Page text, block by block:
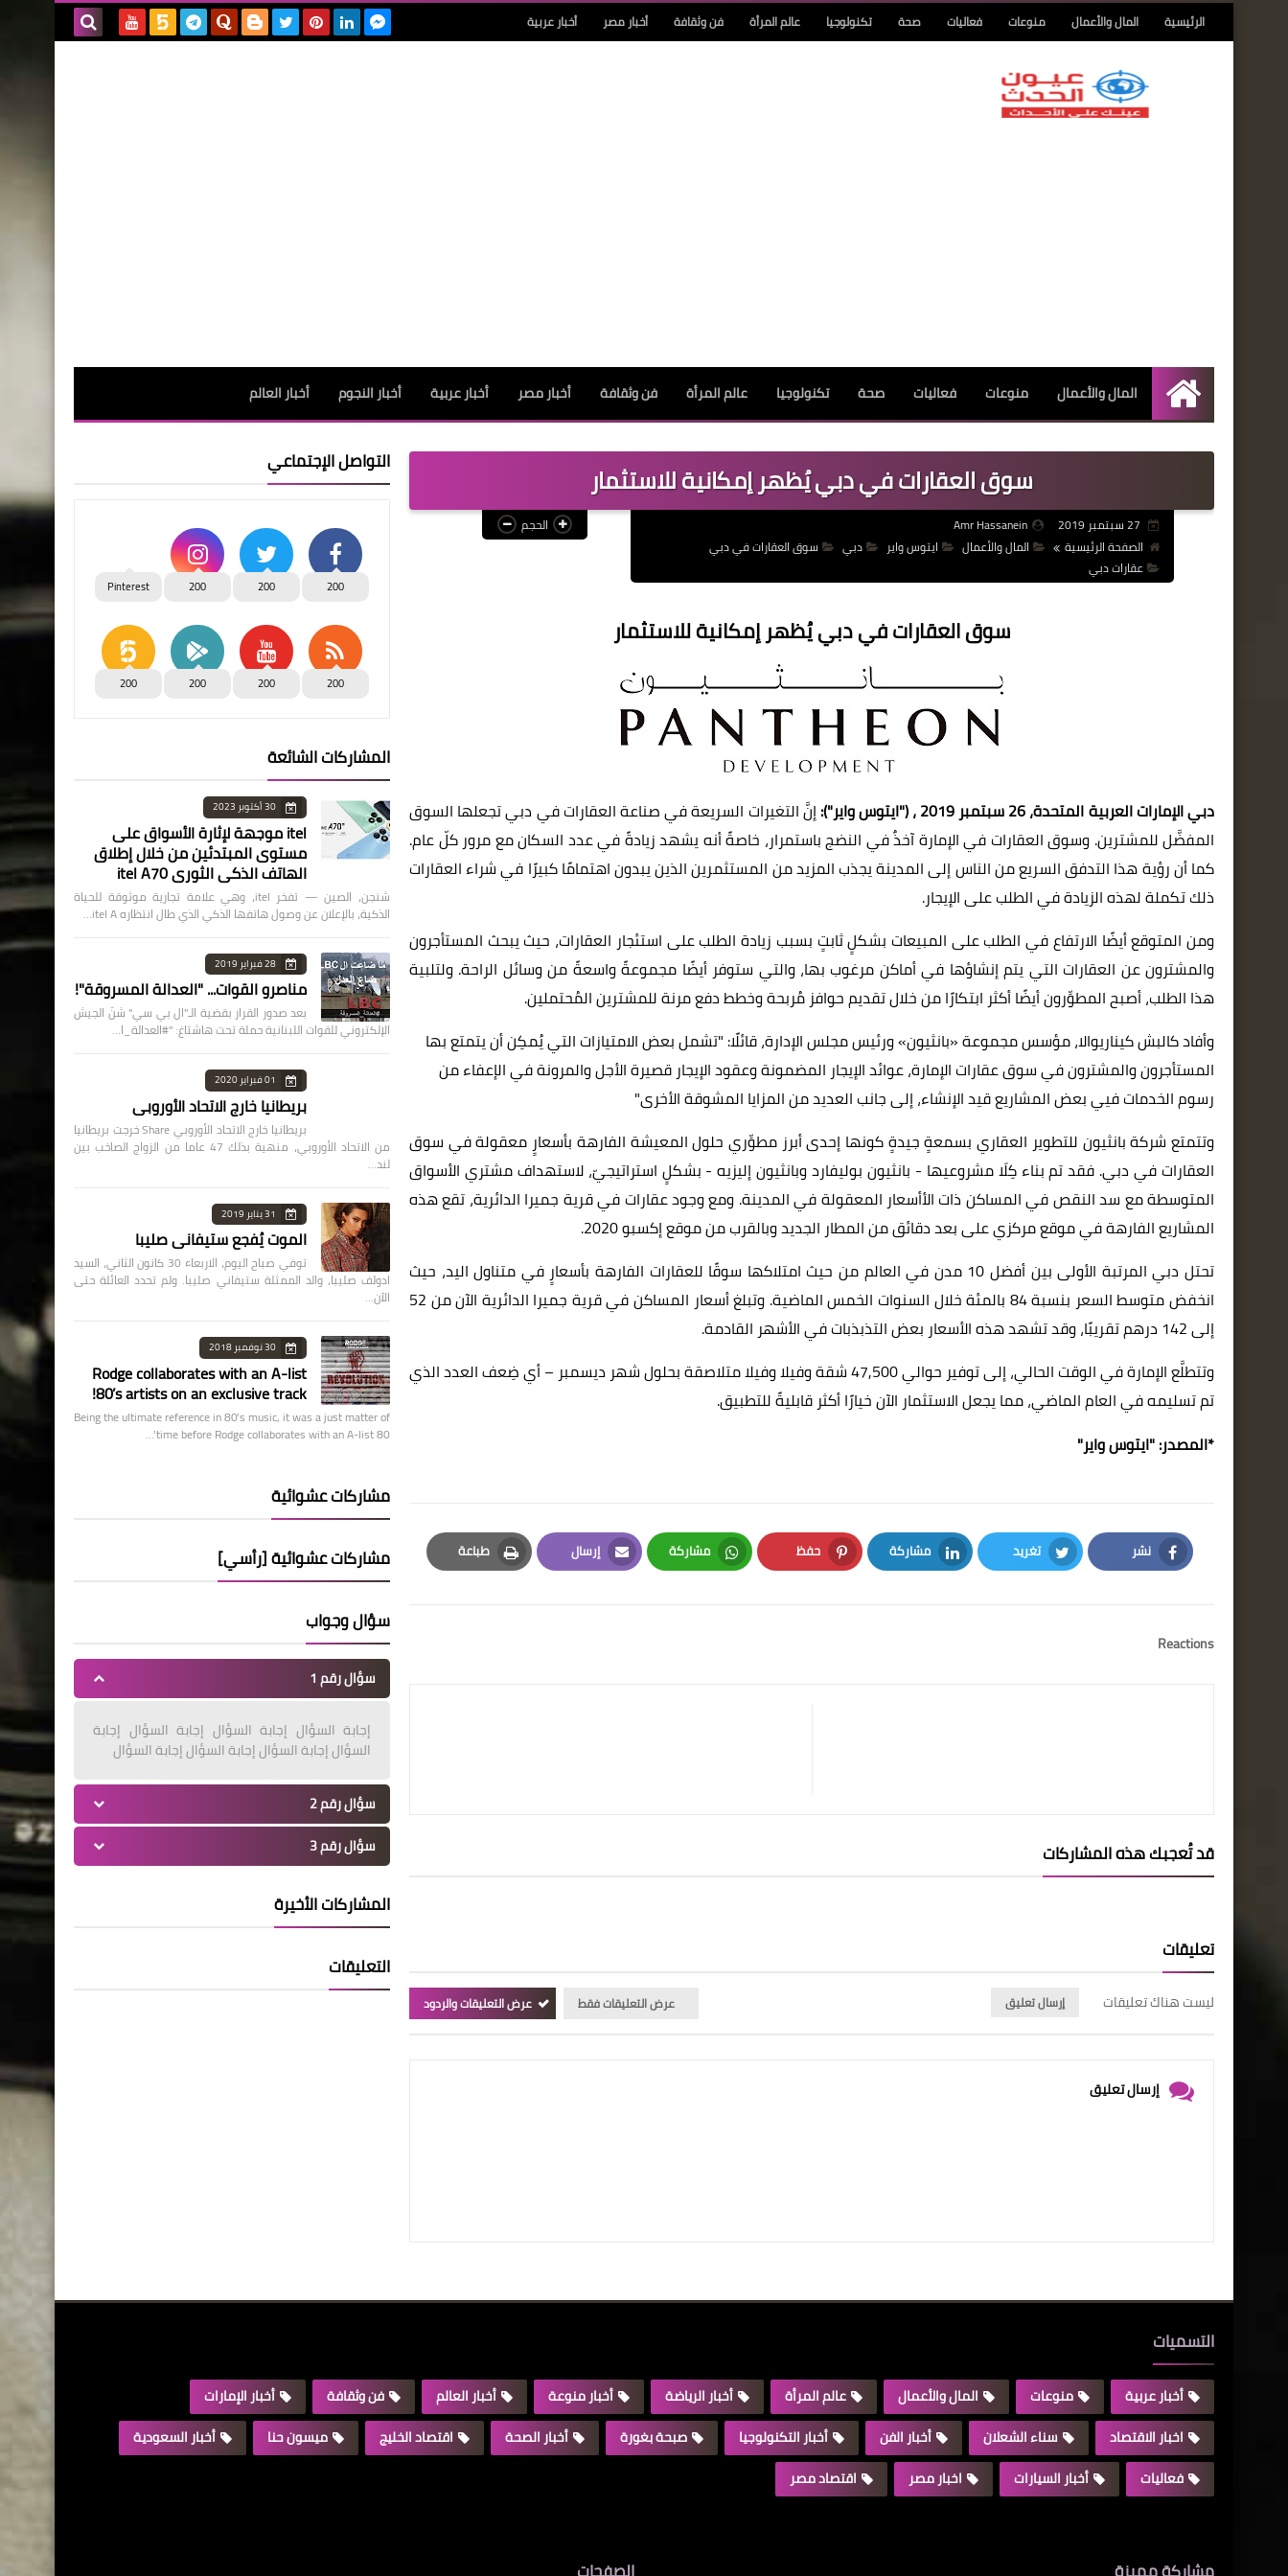
الرئيسية المال والأعمال منوعات فعاليات صحة تكنولوجيا عالم المرأة فن وثقافة أخبار مصر أخبار عربية
الرئيسية
المال والأعمال منوعات فعاليات صحة تكنولوجيا عالم المرأة فن وثقافة أخبار مصر أخبار عربية أخبار النجوم أخبار العالم
سوق العقارات في دبي يُظهر إمكانية للاستثمار
Amr Hassanein
الصفحة الرئيسية
المال والأعمال ايتوس واير دبي
سوق العقارات في دبي
عقارات دبي
الحجم
سوق العقارات في دبي يُظهر إمكانية للاستثمار
دبي الإمارات العربية المتحدة،26سبتمبر 2019 ، ("ايتوس واير")
:إنَّ التغيرات السريعة في صناعة العقارات في دبي تجعلها السوق
المفضَّل للمشترين. وسوق العقارات في الإمارة آخذٌ في النضج باستمرار، خاصةً أنه يشهد زيادةً في عدد السكان مع مرور كلّ عام.
كما أن رؤية هذا التدفق السريع من الناس إلى المدينة يجذب المزيد من المستثمرين الذين يبدون اهتمامًا كبيرًا في شراء العقارات
ذلك تكملة لهذه الزيادة في الطلب على الإيجار.
ومن المتوقع أيضًا الارتفاع في الطلب على المبيعات بشكلٍ ثابتٍ بسبب زيادة الطلب على استئجار العقارات، حيث يبحث المستأجرون
والمشترون عن العقارات التي يتم إنشاؤها في أماكن مرغوب بها، والتي ستوفر أيضًا مجموعةً واسعةً من وسائل الراحة. ولتلبية
هذا الطلب، أصبح المطوِّرون أيضًا أكثر ابتكارًا من خلال تقديم حوافز مُربحة وخطط دفع مرنة للمشترين المُحتملين.
وأفادكالبش كيناريوالا، مؤسس مجموعة «بانثيون» ورئيس مجلس الإدارة،قائلًا: "تشمل بعض الامتيازات التي يُمكِن أن يتمتع بها
المستأجرون والمشترون في سوق عقارات الإمارة، عوائد الإيجار المضمونة وعقود الإيجار قصيرة الأجل والمرونة في الإعفاءمن
رسوم الخدمات فيي بعض المشاريع قيد الإنشاء، إلى جانب العديد من المزايا المشوقة الأخرى"
وتتمتع شركة بانثيون للتطوير العقاري بسمعةٍ جيدةٍ كونها إحدى أبرز مطوِّري حلول المعيشة الفارهة بأسعارٍ معقولة في سوق
العقارات في دبي. فقد تم بناء كِلَا مشروعيها - بانثيون بوليفارد وبانثيون إليزيه - بشكلٍ استراتيجيّ، لاستهداف مشتري الأسواق
المتوسطة مع سد النقص في المساكن ذات الأأسعار المعقولة في المدينة. ومع وجود عقارات في قرية جميرا الدائرية، تقع هذه
المشاريع الفارهة في موقع مركزي على بعد دقائق من المطار الجديد وبالقرب من موقع إكسبو 2020.
تحتل دبي المرتبة الأولى بين أفضل 10 مدن في العالم من حيث امتلاكها سوقًا للعقارات الفارهة بأسعارٍ في متناول اليد، حيث
انخفض متوسط السعر بنسبة 84 بالمئة خلال السنوات الخمس الماضية. وتبلغ أسعار المساكن في قرية جميرا الدائرية الآن من 52
إلى 142 درهم تقريبًا، وقد تشهد هذه الأسعار بعض التذبذبات في الأشهر القادمة.
وتتطلَّع الإمارة في الوقت الحالي، إلى توفير حوالي 47,500 شقة وفيلا وفيلا متلاصقة بحلول شهر ديسمبر – أي ضِعف العدد الذي
تم تسليمه في العام الماضي، مما يجعل الاستثمار الآن خيارًا أكثر قابليةً للتطبيق.
*المصدر: "ايتوس واير"
نشر
Facebook
تغريد
Twitter
مشاركة
LinkedIn
حفظ
Pinterest
مشاركة
Whatsapp
إرسال
Email
طباعة
Print
Reactions
قد تُعجبك هذه المشاركات
تعليقات
ليست هناك تعليقات إرسال تعليق عرض التعليقات فقط عرض التعليقات والردود
إرسال تعليق
التواصل الإجتماعي
200
200
200
Pinterest
200
200
200
200
المشاركات الشائعة
30 أكتوبر 2023
itel موجهة لإثارة الأسواق على
مستوى المبتدئين من خلال إطلاق
الهاتف الذكي الثوري itel A70
شنجن، الصين — تفخر itel، وهي علامة تجارية موثوقة للحياة
الذكية، بالإعلان عن وصول هاتفها الذكي الذي طال انتظاره itel A…
28 فبراير 2019
مناصرو القوات... "العدالة المسروقة"!
بعد صدور القرار بقضية الـ"ال بي سي" شنّ الجيش
الإلكتروني للقوات اللبنانية حملة تحت هاشتاغ: "#العدالة_ا…
01 فبراير 2020
بريطانيا خارج الاتحاد الأوروبي
بريطانيا خارج الاتحاد الأوروبي Share خرجت بريطانيا
من الاتحاد الأوروبي، منهية بذلك 47 عاما من الزواج الصاخب بين
لند…
31 يناير 2019
الموت يُفجع ستيفاني صليبا
توفي صباح اليوم، الاربعاء 30 كانون الثاني، السيد
ادولف صليبا، والد الممثلة ستيفاني صليبا. ولم تحدد العائلة حتى
الآن…
30 نوفمبر 2018
Rodge collaborates with an A-list
80’s artists on an exclusive track!
Being the ultimate reference in 80’s music, it was a just matter of
time before Rodge collaborates with an A-list 80’…
مشاركات عشوائية
مشاركات عشوائية [رأسي]
سؤال وجواب
سؤال رقم 1
إجابة السؤال إجابة السؤال إجابة السؤال إجابة
السؤال إجابة السؤال إجابة السؤال إجابة السؤال
سؤال رقم 2
سؤال رقم 3
المشاركات الأخيرة
التعليقات
التسميات
أخبار عربية منوعات المال والأعمال عالم المرأة أخبار الرياضة أخبار منوعة أخبار العالم فن وثقافة
أخبار الإمارات
اخبار الاقتصاد
سناء الشعلان أخبار الفن أخبار التكنولوجيا صبحة بغورة أخبار الصحة اقتصاد الخليج ميسون حنا
أخبار السعودية
فعاليات
أخبار السيارات اخبار مصر اقتصاد مصر